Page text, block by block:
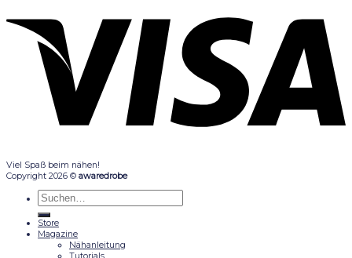
Viel Spaß beim nähen!
Copyright 2026 © awaredrobe
Suche
nach:
Store
Magazine
Nähanleitung
Tutorials